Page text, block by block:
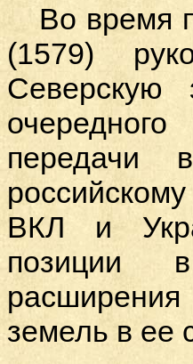
Во время
(1579)
передачи
ВКЛ и
позиции
расширения
земель в ее